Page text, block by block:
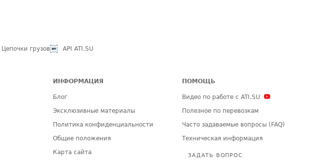
Цепочки грузов API ATI.SU
ИНФОРМАЦИЯ
Блог
Эксклюзивные материалы
Политика конфиденциальности
Общие положения
Карта сайта
ПОМОЩЬ
Видео по работе с ATI.SU
Полезное по перевозкам
Часто задаваемые вопросы (FAQ)
Техническая информация
ЗАДАТЬ ВОПРОС